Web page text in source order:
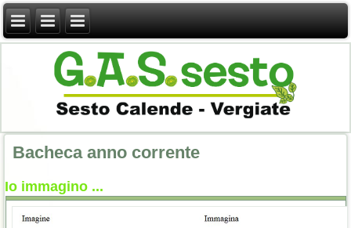
Bacheca anno corrente
Io immagino ...